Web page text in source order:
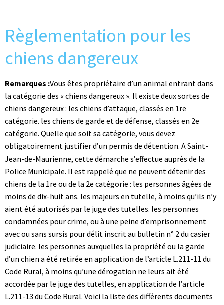
Règlementation pour les
chiens dangereux
Remarques :Vous êtes propriétaire d’un animal entrant dans
la catégorie des « chiens dangereux ». Il existe deux sortes de
chiens dangereux : les chiens d’attaque, classés en 1re
catégorie. les chiens de garde et de défense, classés en 2e
catégorie. Quelle que soit sa catégorie, vous devez
obligatoirement justifier d’un permis de détention. A Saint-
Jean-de-Maurienne, cette démarche s’effectue auprès de la
Police Municipale. Il est rappelé que ne peuvent détenir des
chiens de la 1re ou de la 2e catégorie : les personnes âgées de
moins de dix-huit ans. les majeurs en tutelle, à moins qu’ils n’y
aient été autorisés par le juge des tutelles. les personnes
condamnées pour crime, ou à une peine d’emprisonnement
avec ou sans sursis pour délit inscrit au bulletin n° 2 du casier
judiciaire. les personnes auxquelles la propriété ou la garde
d’un chien a été retirée en application de l’article L.211-11 du
Code Rural, à moins qu’une dérogation ne leurs ait été
accordée par le juge des tutelles, en application de l’article
L.211-13 du Code Rural. Voici la liste des différents documents